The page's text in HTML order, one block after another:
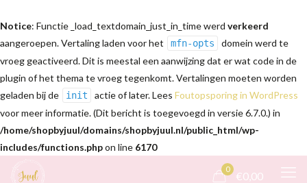
Notice: Functie _load_textdomain_just_in_time werd verkeerd
aangeroepen. Vertaling laden voor het
mfn-opts
domein werd te
vroeg geactiveerd. Dit is meestal een aanwijzing dat er wat code in de
plugin of het thema te vroeg tegenkomt. Vertalingen moeten worden
geladen bij de
init actie of later. Lees Foutopsporing in WordPress
voor meer informatie. (Dit bericht is toegevoegd in versie 6.7.0.) in
/home/shopbyjuul/domains/shopbyjuul.nl/public_html/wp-
includes/functions.phpon line 6170
0
€0,00